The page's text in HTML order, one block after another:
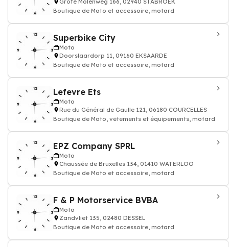
Grote Molenweg 166, 02940 STABROEK
Boutique de Moto et accessoire, motard
Superbike City
Moto
Doorslaardorp 11, 09160 EKSAARDE
Boutique de Moto et accessoire, motard
Lefevre Ets
Moto
Rue du Général de Gaulle 121, 06180 COURCELLES
Boutique de Moto, vêtements et équipements, motard
EPZ Company SPRL
Moto
Chaussée de Bruxelles 134, 01410 WATERLOO
Boutique de Moto et accessoire, motard
F & P Motorservice BVBA
Moto
Zandvliet 135, 02480 DESSEL
Boutique de Moto et accessoire, motard